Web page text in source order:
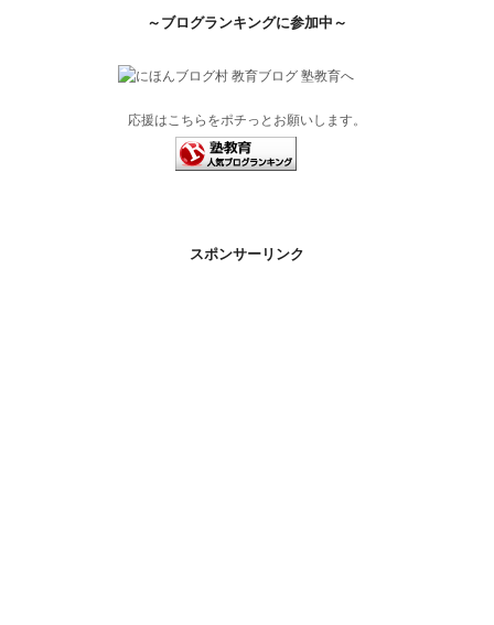
～ブログランキングに参加中～
応援はこちらをポチっとお願いします。
スポンサーリンク